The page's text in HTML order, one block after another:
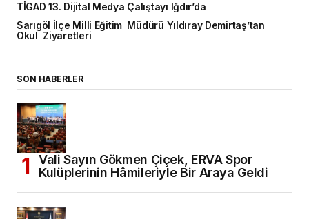
TİGAD 13. Dijital Medya Çalıştayı Iğdır’da
Sarıgöl İlçe Milli Eğitim Müdürü Yıldıray Demirtaş’tan
Okul Ziyaretleri
SON HABERLER
Vali Sayın Gökmen Çiçek, ERVA Spor
Kulüplerinin Hâmileriyle Bir Araya Geldi